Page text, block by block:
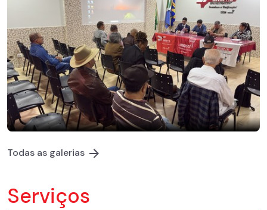
Todas as galerias
Serviços